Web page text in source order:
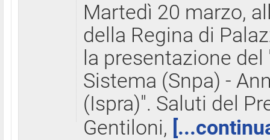
Martedì 20 marzo,
della Regina di
la presentazione
Sistema (Snpa) -
(Ispra)". Saluti del
Gentiloni,